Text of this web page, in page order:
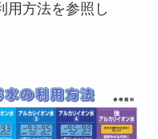
用方法を参照し